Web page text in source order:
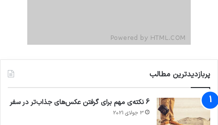
پربازدیدترین مطالب
6 نکته‌ی مهم برای گرفتن عکس‌های جذاب‌تر در سفر
3 جولای 2021